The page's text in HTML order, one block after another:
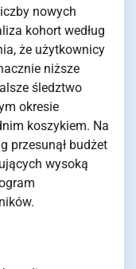
nowych
kohort według
że użytkownicy
niższe
śledztwo
okresie
koszykiem. Na
przesunął budżet
wysoką